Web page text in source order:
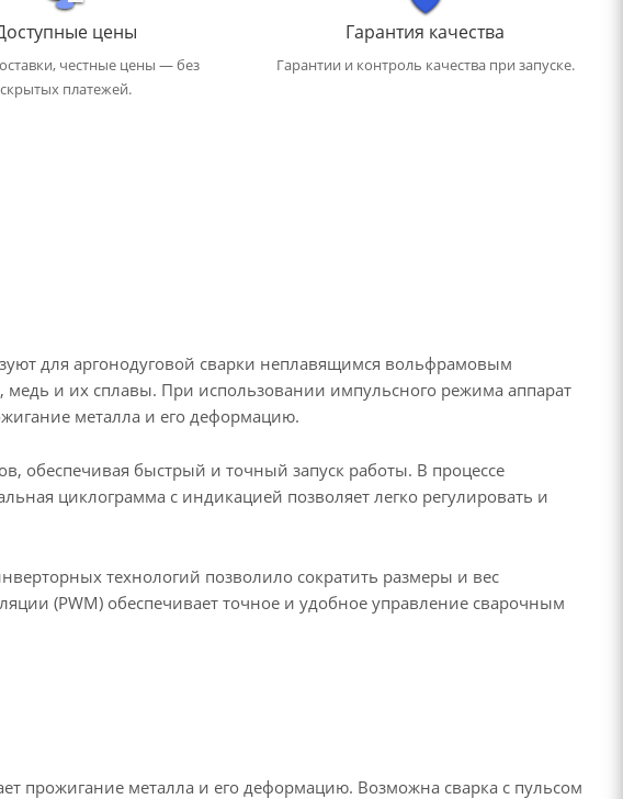
цены
честные цены — без
скрытых платежей.
Гарантия качества
Гарантии и контроль качества при запуске.
для аргонодуговой сварки неплавящимся вольфрамовым
и их сплавы. При использовании импульсного режима аппарат
металла и его деформацию.
обеспечивая быстрый и точный запуск работы. В процессе
циклограмма с индикацией позволяет легко регулировать и
технологий позволило сократить размеры и вес
(PWM) обеспечивает точное и удобное управление сварочным
прожигание металла и его деформацию. Возможна сварка с пульсом